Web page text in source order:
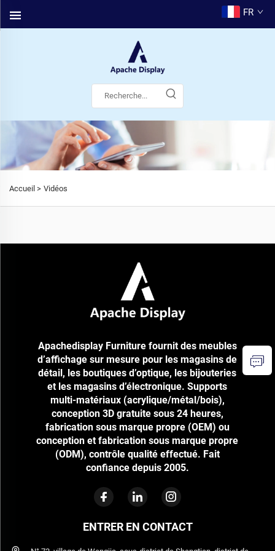
FR
Accueil > Vidéos
Apachedisplay Furniture fournit des meubles
d’affichage sur mesure pour les magasins de
détail, les boutiques d’optique, les bijouteries
et les magasins d’électronique. Supports
multi-matériaux (acrylique/métal/bois),
conception 3D gratuite sous 24 heures,
fabrication sous marque propre (OEM) ou
conception et fabrication sous marque propre
(ODM), contrôle qualité effectué. Fait
confiance depuis 2005.
ENTRER EN CONTACT